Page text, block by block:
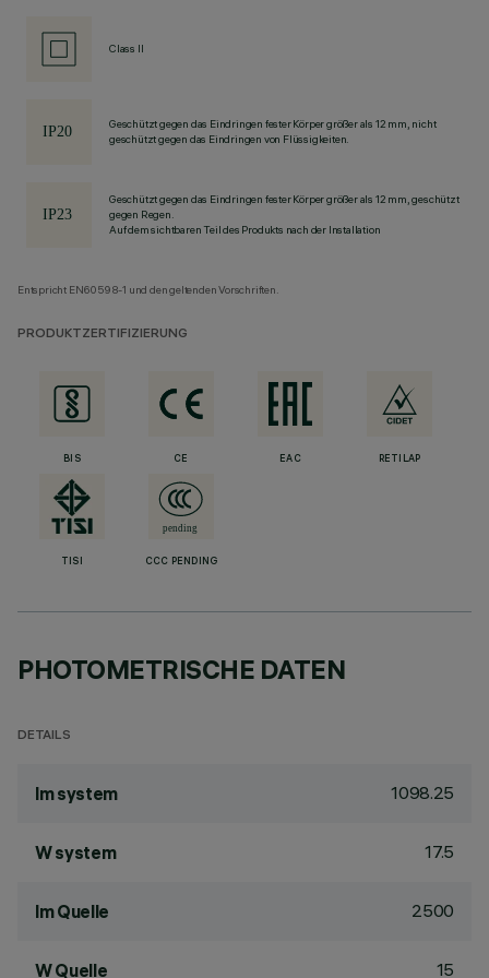
Class II
Geschützt gegen das Eindringen fester Körper größer als 12 mm, nicht
geschützt gegen das Eindringen von Flüssigkeiten.
Geschützt gegen das Eindringen fester Körper größer als 12 mm, geschützt
gegen Regen.
Auf dem sichtbaren Teil des Produkts nach der Installation
Entspricht EN60598-1 und den geltenden Vorschriften.
PRODUKTZERTIFIZIERUNG
BIS CE EAC RETILAP
TISI CCC PENDING
PHOTOMETRISCHE DATEN
DETAILS
lm system 1098.25
W system 17.5
lm Quelle 2500
W Quelle 15